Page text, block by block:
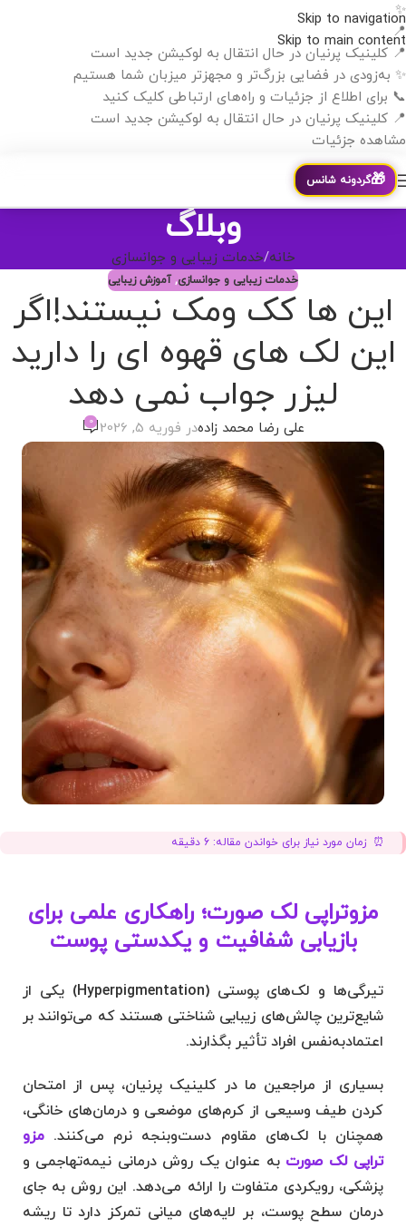
Skip to navigation
Skip to main content
✨
📍
📍 کلینیک پرنیان در حال انتقال به لوکیشن جدید است
✨ به‌زودی در فضایی بزرگ‌تر و مجهزتر میزبان شما هستیم
📞 برای اطلاع از جزئیات و راه‌های ارتباطی کلیک کنید
📍 کلینیک پرنیان در حال انتقال به لوکیشن جدید است
مشاهده جزئیات
🎁گردونه شانس
وبلاگ
خانه خدمات زیبایی و جوانسازی
خدمات زیبایی و جوانسازی,آموزش زیبایی
این ها کک ومک نیستند!اگر
این لک های قهوه ای را دارید
لیزر جواب نمی دهد
علی رضا محمد زادهدر فوریه 5, 2026 0
زمان مورد نیاز برای خواندن مقاله: 6 دقیقه
مزوتراپی لک صورت؛ راهکاری علمی برای
بازیابی شفافیت و یکدستی پوست
تیرگی‌ها و لک‌های پوستی (Hyperpigmentation) یکی از
شایع‌ترین چالش‌های زیبایی شناختی هستند که می‌توانند بر
اعتمادبه‌نفس افراد تأثیر بگذارند.
بسیاری از مراجعین ما در کلینیک پرنیان، پس از امتحان
کردن طیف وسیعی از کرم‌های موضعی و درمان‌های خانگی،
همچنان با لک‌های مقاوم دست‌وبنجه نرم می‌کنند. مزو
تراپی لک صورت به عنوان یک روش درمانی نیمه‌تهاجمی و
پزشکی، رویکردی متفاوت را ارائه می‌دهد. این روش به جای
درمان سطح پوست، بر لایه‌های میانی تمرکز دارد تا ریشه